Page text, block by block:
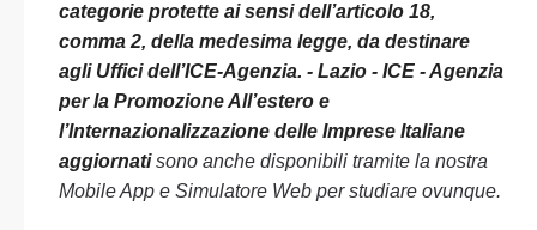
categorie protette ai sensi dell’articolo 18,
comma 2, della medesima legge, da destinare
agli Uffici dell’ICE-Agenzia. - Lazio - ICE - Agenzia
per la Promozione All’estero e
l’Internazionalizzazione delle Imprese Italiane
aggiornatisono anche disponibili tramite la nostra
Mobile App e Simulatore Web per studiare ovunque.